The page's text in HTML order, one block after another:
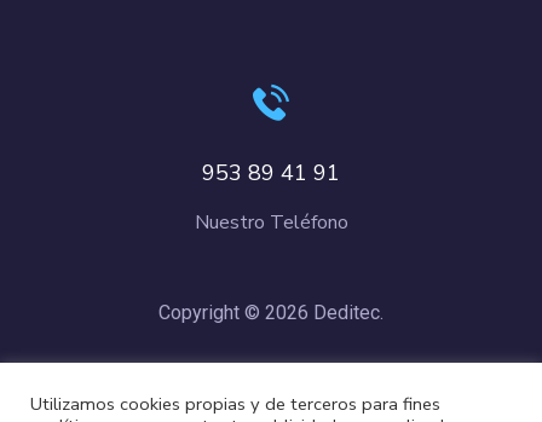
953 89 41 91
Nuestro Teléfono
Copyright © 2026 Deditec.
Cookies
Utilizamos cookies propias y de terceros para fines